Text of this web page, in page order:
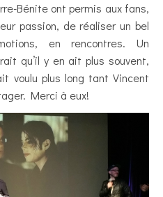
Bénite ont permis aux fans,
passion, de réaliser un bel
en rencontres. Un
qu’il y en ait plus souvent,
voulu plus long tant Vincent
Merci à eux!